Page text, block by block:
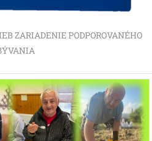
ZARIADENIE PODPOROVANÉHO